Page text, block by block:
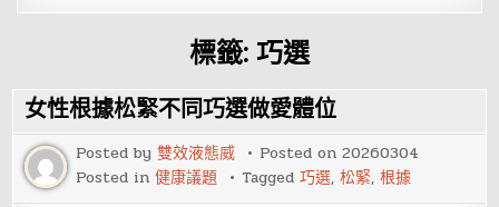
標籤: 巧選
女性根據松緊不同巧選做愛體位
Posted by雙效液態威 Posted on20260304
Posted in健康議題 Tagged巧選,松緊,根據